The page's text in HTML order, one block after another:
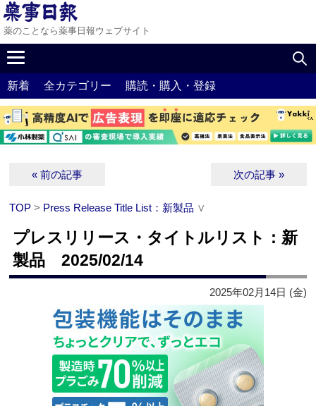
薬のことなら薬事日報ウェブサイト
新着 全カテゴリー 購読・購入・登録
« 前の記事 次の記事 »
TOP > Press Release Title List：新製品 ∨
プレスリリース・タイトルリスト：新
製品 2025/02/14
2025年02月14日 (金)